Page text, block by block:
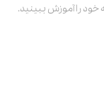
خود را آموزش ببینید.